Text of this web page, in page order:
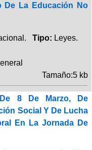
De La Educación No
Tipo: Leyes.
Tamaño:5 kb
De 8 De Marzo, De
Social Y De Lucha
En La Jornada De